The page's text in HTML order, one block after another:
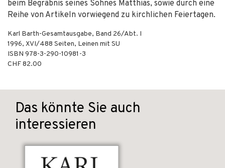
beim Begräbnis seines Sohnes Matthias, sowie durch eine
Reihe von Artikeln vorwiegend zu kirchlichen Feiertagen.
Karl Barth-Gesamtausgabe, Band 26/Abt. I
1996, XVI/488 Seiten, Leinen mit SU
ISBN 978-3-290-10981-3
CHF 82.00
Das könnte Sie auch
interessieren